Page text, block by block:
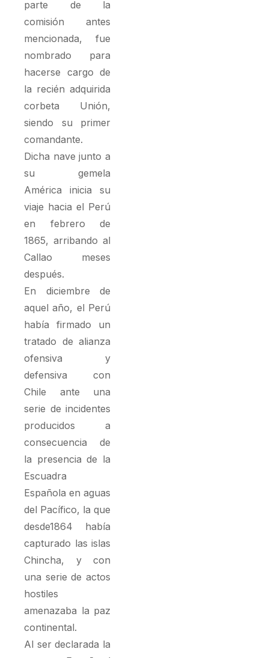
parte de la
comisión antes
mencionada, fue
nombrado para
hacerse cargo de
la recién adquirida
corbeta Unión,
siendo su primer
comandante.
Dicha nave junto a
su gemela
América inicia su
viaje hacia el Perú
en febrero de
1865, arribando al
Callao meses
después.
En diciembre de
aquel año, el Perú
había firmado un
tratado de alianza
ofensiva y
defensiva con
Chile ante una
serie de incidentes
producidos a
consecuencia de
la presencia de la
Escuadra
Española en aguas
del Pacífico, la que
desde1864 había
capturado las islas
Chincha, y con
una serie de actos
hostiles
amenazaba la paz
continental.
Al ser declarada la